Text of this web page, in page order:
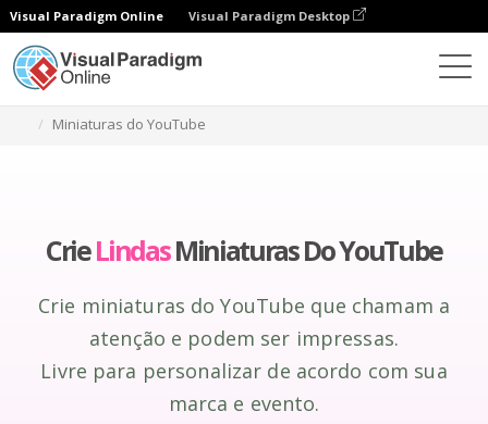
Visual Paradigm Online Visual Paradigm Desktop
Miniaturas do YouTube
CrieLindasMiniaturas Do YouTube
Crie miniaturas do YouTube que chamam a
atenção e podem ser impressas.
Livre para personalizar de acordo com sua
marca e evento.